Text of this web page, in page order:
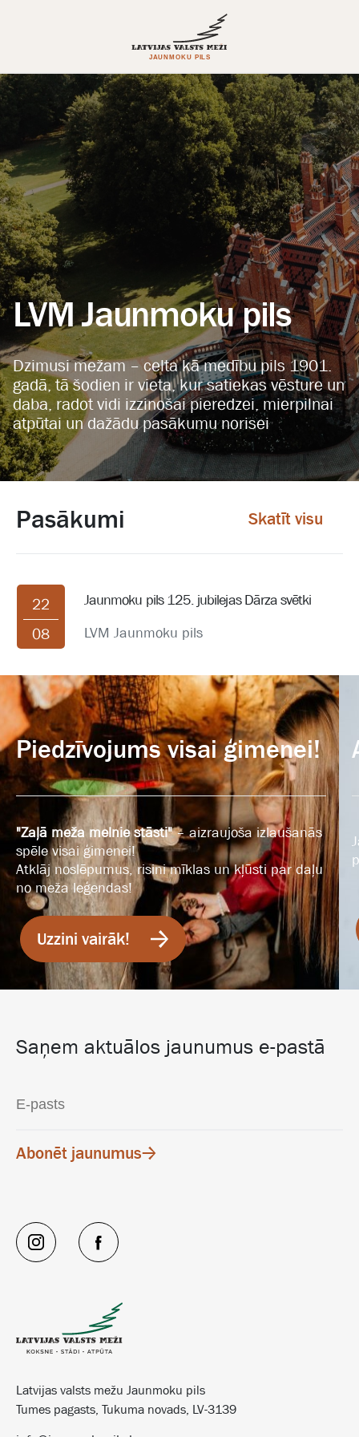
LVM Jaunmoku pils
Dzimusi mežam – celta kā medību pils 1901.
gadā, tā šodien ir vieta, kur satiekas vēsture un
daba, radot vidi izzinošai pieredzei, mierpilnai
atpūtai un dažādu pasākumu norisei
Pasākumi Skatīt visu
22
08
Jaunmoku pils 125. jubilejas Dārza svētki
LVM Jaunmoku pils
Piedzīvojums visai ģimenei!
"Zaļā meža melnie stāsti"– aizraujoša izlaušanās
spēle visai ģimenei!
Atklāj noslēpumus, risini mīklas un kļūsti par daļu
no meža leģendas!
Uzzini vairāk!
Latvijas valsts mežu Jaunmoku pils
Tumes pagasts, Tukuma novads, LV-3139
Saņem aktuālos jaunumus e-pastā
Abonēt jaunumus